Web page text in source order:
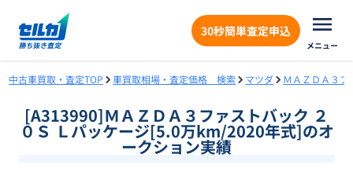
30秒簡単査定申込
メニュー
中古車買取・査定TOP 車買取相場・査定価格 検索 マツダ ＭＡＺＤＡ３フ
[A313990]ＭＡＺＤＡ３ファストバック ２
０Ｓ Ｌパッケージ[5.0万km/2020年式]のオ
ークション実績